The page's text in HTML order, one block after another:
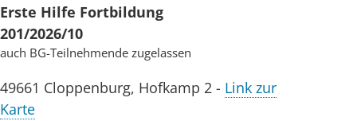
Erste Hilfe Fortbildung
201/2026/10
auch BG-Teilnehmende zugelassen
49661 Cloppenburg, Hofkamp 2 - Link zur
Karte